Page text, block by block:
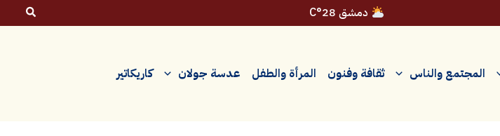
دمشق 28°C
المجتمع والناس ثقافة وفنون المرأة والطفل عدسة جولان كاريكاتير